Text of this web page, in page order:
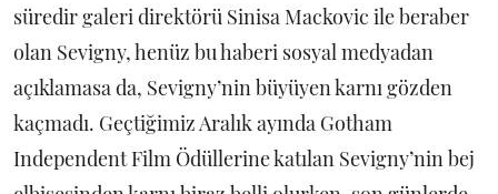
süredir galeri direktörü Sinisa Mackovic ile beraber
olan Sevigny, henüz bu haberi sosyal medyadan
açıklamasa da, Sevigny’nin büyüyen karnı gözden
kaçmadı. Geçtiğimiz Aralık ayında Gotham
Independent Film Ödüllerine katılan Sevigny’nin bej